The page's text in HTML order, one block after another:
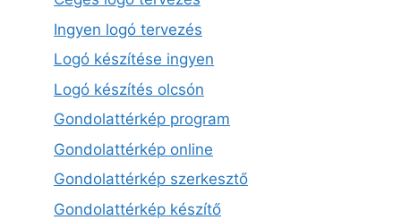
Ingyen logó tervezés
Logó készítése ingyen
Logó készítés olcsón
Gondolattérkép program
Gondolattérkép online
Gondolattérkép szerkesztő
Gondolattérkép készítő